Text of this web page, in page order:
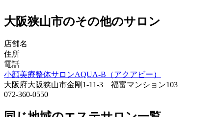
大阪狭山市のその他のサロン
店舗名
住所
電話
小顔美療整体サロンAQUA-B（アクアビー）
大阪府大阪狭山市金剛1-11-3 福富マンション103
072-360-0550